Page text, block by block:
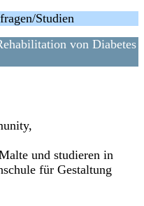
Studien
von Diabetes
und studieren in
für Gestaltung